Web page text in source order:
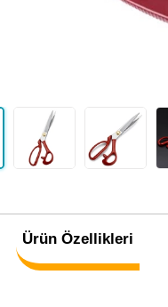
Ürün Özellikleri